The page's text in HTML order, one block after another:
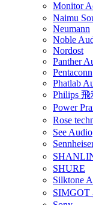
Monitor
Naimu
Neumann
Noble
Nordost
Panther
Pentaconn
Phatlab
Philips 飛
Power
Rose
See Audio
SHURE
Silktone
SIMGOT